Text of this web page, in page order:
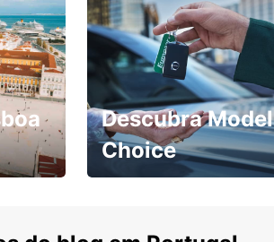
Descubra Model
Choice